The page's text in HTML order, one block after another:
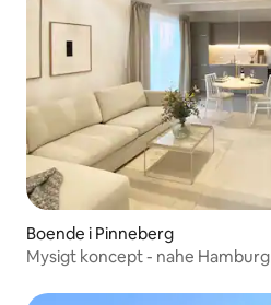
Boende i Pinneberg
Mysigt koncept - nahe Hamburg